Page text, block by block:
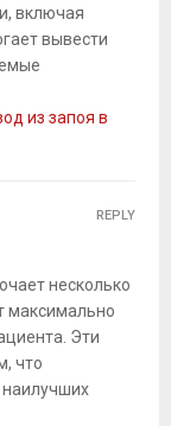
включая
вывести
из запоя в
несколько
максимально
Эти
что
наилучших
REPLY